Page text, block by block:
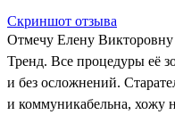
Скриншот отзыва
Отмечу Елену
Тренд. Все процедуры её
и без осложнений.
и коммуникабельна, хожу